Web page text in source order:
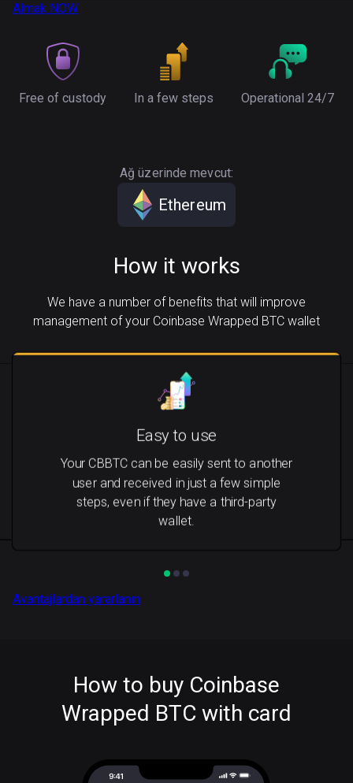
Almak NOW
Free of custody In a few steps Operational 24/7
Ağ üzerinde mevcut:
Ethereum
How it works
We have a number of benefits that will improve
management of your Coinbase Wrapped BTC wallet
Easy to use
Your CBBTC can be easily sent to another
user and received in just a few simple
steps, even if they have a third-party
wallet.
Avantajlardan yararlanın
How to buy Coinbase
Wrapped BTC with card